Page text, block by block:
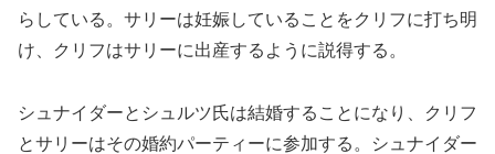
らしている。サリーは妊娠していることをクリフに打ち明
け、クリフはサリーに出産するように説得する。
シュナイダーとシュルツ氏は結婚することになり、クリフ
とサリーはその婚約パーティーに参加する。シュナイダー